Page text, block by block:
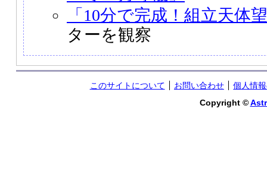
「10分で完成！組立天体
ターを観察
このサイトについて お問い合わせ
個人情
Copyright ©